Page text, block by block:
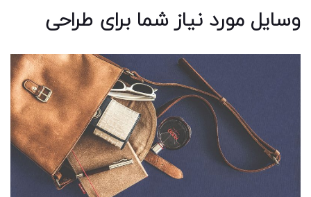
وسایل مورد نیاز شما برای طراحی